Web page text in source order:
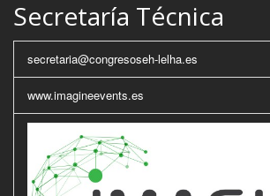
Secretaría Técnica
secretaria@congresoseh-lelha.es
www.imagineevents.es